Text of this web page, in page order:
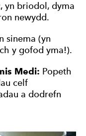
yn briodol, dyma
newydd.
sinema (yn
y gofod yma!).
Medi: Popeth
celf
a dodrefn